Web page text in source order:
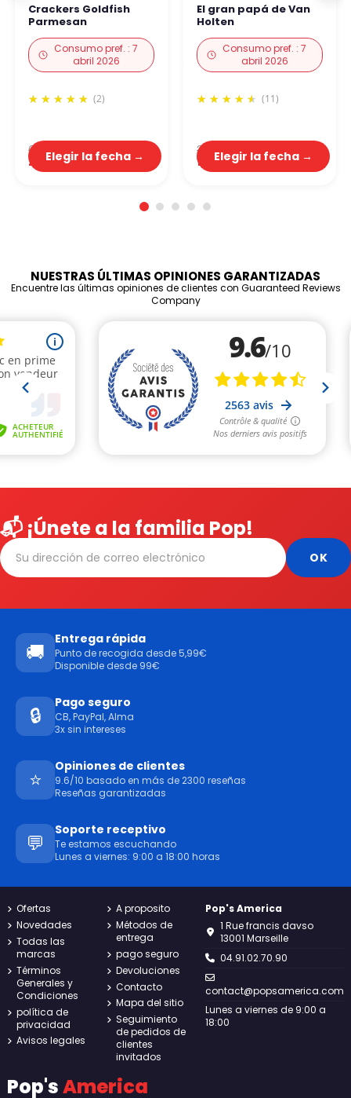
Crackers Goldfish
Parmesan
Consumo pref. : 7
abril 2026
(2)
2,68 €
6,69 €Elegir la fecha →
El gran papá de Van
Holten
Consumo pref. : 7
abril 2026
(11)
1,40 €
3,49 €Elegir la fecha →
NUESTRAS ÚLTIMAS OPINIONES GARANTIZADAS
Encuentre las últimas opiniones de clientes con Guaranteed Reviews
Company
📬 ¡Únete a la familia Pop!
🚚
Entrega rápida
Punto de recogida desde 5,99€
Disponible desde 99€
🔒
Pago seguro
CB, PayPal, Alma
3x sin intereses
⭐
Opiniones de clientes
9.6/10 basado en más de 2300 reseñas
Reseñas garantizadas
💬
Soporte receptivo
Te estamos escuchando
Lunes a viernes: 9:00 a 18:00 horas
Ofertas
Novedades
Todas las
marcas
Términos
Generales y
Condiciones
política de
privacidad
Avisos legales
A proposito
Métodos de
entrega
pago seguro
Devoluciones
Contacto
Mapa del sitio
Seguimiento
de pedidos de
clientes
invitados
Pop's America
1 Rue francis davso
13001 Marseille
04.91.02.70.90
contact@popsamerica.com
Lunes a viernes de 9:00 a
18:00
Pop'sAmerica